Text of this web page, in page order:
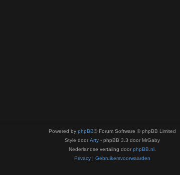
Powered by phpBB® Forum Software © phpBB Limited
Style door Arty - phpBB 3.3 door MrGaby
Nederlandse vertaling door phpBB.nl
Privacy | Gebruikersvoorwaarden